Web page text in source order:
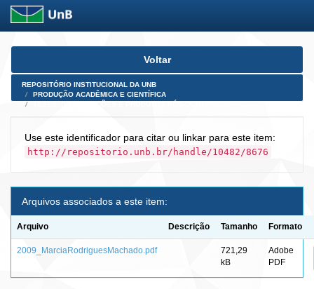
Skip
Voltar
REPOSITÓRIO INSTITUCIONAL DA UNB
PRODUÇÃO ACADÊMICA E CIENTÍFICA
Use este identificador para citar ou linkar para este item:
http://repositorio.unb.br/handle/10482/8676
Arquivos associados a este item:
Arquivo Descrição Tamanho Formato
2009_MarciaRodriguesMachado.pdf
721,29
kB
Adobe
PDF